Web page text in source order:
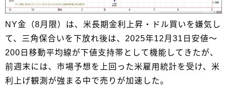
NY金（8月限）は、米長期金利上昇・ドル買いを嫌気し
て、三角保合いを下放れ後は、2025年12月31日安値～
200日移動平均線が下値支持帯として機能してきたが、
前週末には、市場予想を上回った米雇用統計を受け、米
利上げ観測が強まる中で売りが加速した。